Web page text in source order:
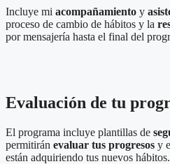
Incluye mi acompañamiento y
proceso de cambio de hábitos y la
pormensajería hasta el final del
Evaluación de tu
El programa incluye plantillas de
permitirán evaluar tus progresos y
están adquiriendo tus nuevos hábitos.